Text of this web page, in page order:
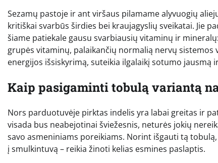
Sezamų pastoje ir ant viršaus pilamame alyvuogių
kritiškai svarbūs širdies bei kraujagyslių sveikatai. Jie
šiame patiekale gausu svarbiausių vitaminų ir
grupės vitaminų, palaikančių normalią nervų sistemos
energijos išsiskyrimą, suteikia ilgalaikį sotumo jausmą
Kaip pasigaminti tobulą variantą
Nors parduotuvėje pirktas indelis yra labai greitas ir
visada bus neabejotinai šviežesnis, neturės jokių
savo asmeniniams poreikiams. Norint išgauti tą
į smulkintuvą – reikia žinoti kelias esmines paslaptis.